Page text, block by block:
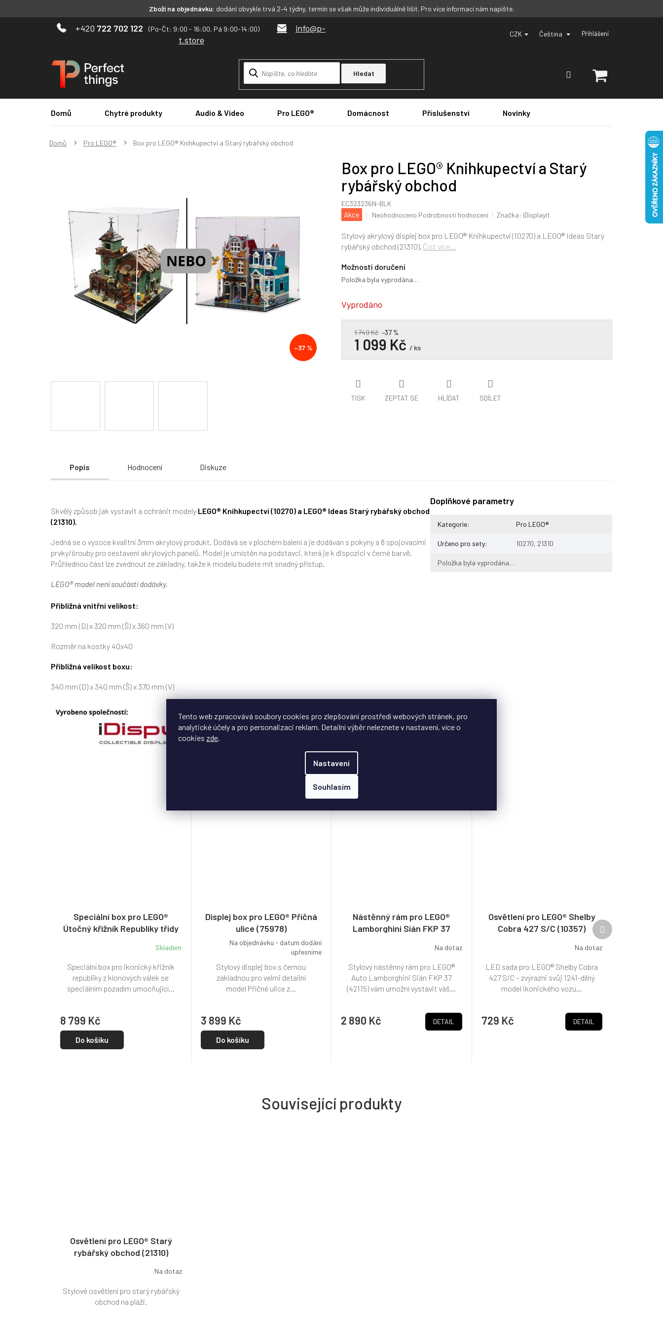
Zboží na objednávku: dodání obvykle trvá 2–4 týdny, termín se však může individuálně lišit. Pro více informací nám napište.
Tento web zpracovává soubory cookies pro zlepšování prostředí webových stránek, pro
analytické účely a pro personalizaci reklam. Detailní výběr neleznete v nastavení, více o
cookies zde.
Nastavení
Souhlasím
722 702 122
info@p-
t.store
CZK Čeština Přihlášení
Hledat
KOŠÍK
Domů
Chytré produkty Audio & Video Pro LEGO® Domácnost Příslušenství Novinky
Domů Pro LEGO® Box pro LEGO® Knihkupectví a Starý rybářský obchod
–37 %
Vyprodáno
Možnosti doručení
Položka byla vyprodána…
Stylový akrylový displej box pro LEGO® Knihkupectví (10270) a LEGO® Ideas Starý
rybářský obchod (21310). Číst více...
TISK ZEPTAT SE HLÍDAT SDÍLET
Box pro LEGO® Knihkupectví a Starý
rybářský obchod
EC323236N-BLK
Akce
Průměrné
produktu
je
0,0
5
hvězdiček.
Neohodnoceno Podrobnosti hodnocení Značka: iDisplayit
1 749 Kč –37 %
1 099 Kč / ks
Související produkty
Osvětlení pro LEGO® Starý
rybářský obchod (21310)
Na dotaz
Stylové osvětlení pro starý rybářský
obchod na pláži.
Popis Hodnocení Diskuze
Skvělý způsob jak vystavit a ochránit modely LEGO® Knihkupectví (10270) a LEGO® Ideas Starý rybářský obchod
(21310).
Jedná se o vysoce kvalitní 3mm akrylový produkt. Dodává se v plochém balení a je dodáván s pokyny a 8 spojovacími
prvky/šrouby pro sestavení akrylových panelů. Model je umístěn na podstavci, která je k dispozici v černé barvě.
Průhlednou část lze zvednout ze základny, takže k modelu budete mít snadný přístup.
LEGO® model není součástí dodávky.
Přibližná vnitřní velikost:
320 mm (D) x 320 mm (Š) x 360 mm (V)
Rozměr na kostky 40x40
Přibližná velikost boxu:
340 mm (D) x 340 mm (Š) x 370 mm (V)
Doplňkové parametry
Kategorie: Pro LEGO®
Určeno pro sety: 10270, 21310
Položka byla vyprodána…
Speciální box pro LEGO®
Útočný křižník Republiky třídy
Skladem
8 799 Kč
Do košíku
Speciální box pro ikonický křižník
republiky z klonových válek se
speciálním pozadím umocňující...
Displej box pro LEGO® Příčná
ulice (75978)
Na objednávku - datum dodání
upřesníme
3 899 Kč
Do košíku
Stylový displej box s černou
základnou pro velmi detailní
model Příčné ulice z...
Nástěnný rám pro LEGO®
Lamborghini Sián FKP 37
Na dotaz
2 890 Kč DETAIL
Stylový nástěnný rám pro LEGO®
Auto Lamborghini Sián FKP 37
(42115) vám umožní vystavit váš...
Osvětlení pro LEGO® Shelby
Cobra 427 S/C (10357)
Na dotaz
729 Kč DETAIL
LED sada pro LEGO® Shelby Cobra
427 S/C – zvýrazni svůj 1241-dílný
model ikonického vozu...
Další
produkt